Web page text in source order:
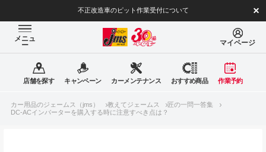
不正改造車のピット作業受付について
メニュ
ー マイページ
店舗を探す キャンペーン カーメンテナンス おすすめ商品 作業予約
カー用品のジェームス（jms） 教えてジェームス
匠の一問一答集
DC-ACインバーターを購入する時に注意すべき点は？